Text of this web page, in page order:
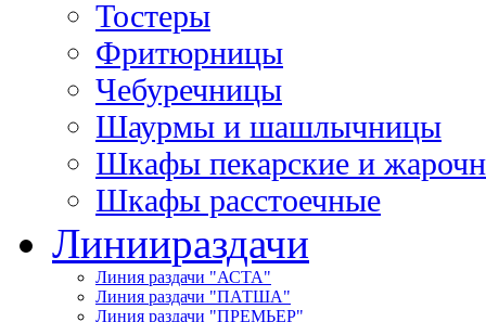
Тостеры
Фритюрницы
Чебуречницы
Шаурмы и шашлычницы
Шкафы пекарские и
Шкафы расстоечные
Линиираздачи
Линия раздачи "АСТА"
Линия раздачи "ПАТША"
Линия раздачи "ПРЕМЬЕР"